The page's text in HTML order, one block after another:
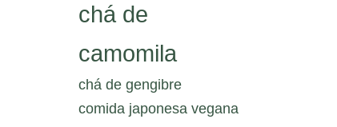
chá de
camomila
chá de gengibre
comida japonesa vegana